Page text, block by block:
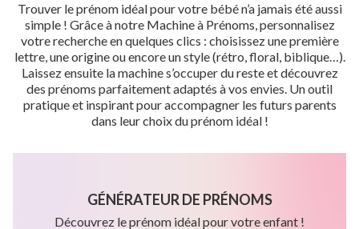
Trouver le prénom idéal pour votre bébé n’a jamais été aussi
simple ! Grâce à notre Machine à Prénoms, personnalisez
votre recherche en quelques clics : choisissez une première
lettre, une origine ou encore un style (rétro, floral, biblique…).
Laissez ensuite la machine s’occuper du reste et découvrez
des prénoms parfaitement adaptés à vos envies. Un outil
pratique et inspirant pour accompagner les futurs parents
dans leur choix du prénom idéal !
GÉNÉRATEUR DE PRÉNOMS
Découvrez le prénom idéal pour votre enfant !